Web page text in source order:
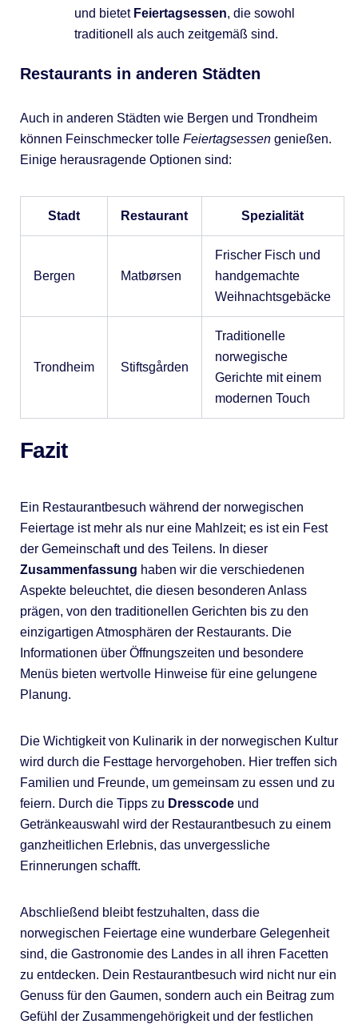
und bietet Feiertagsessen, die sowohl
traditionell als auch zeitgemäß sind.
Restaurants in anderen Städten
Auch in anderen Städten wie Bergen und Trondheim
können Feinschmecker tolle Feiertagsessengenießen.
Einige herausragende Optionen sind:
Stadt Restaurant Spezialität
Bergen Matbørsen
Frischer Fisch und
handgemachte
Weihnachtsgebäcke
Trondheim Stiftsgården
Traditionelle
norwegische
Gerichte mit einem
modernen Touch
Fazit
Ein Restaurantbesuch während der norwegischen
Feiertage ist mehr als nur eine Mahlzeit; es ist ein Fest
der Gemeinschaft und des Teilens. In dieser
Zusammenfassung haben wir die verschiedenen
Aspekte beleuchtet, die diesen besonderen Anlass
prägen, von den traditionellen Gerichten bis zu den
einzigartigen Atmosphären der Restaurants. Die
Informationen über Öffnungszeiten und besondere
Menüs bieten wertvolle Hinweise für eine gelungene
Planung.
Die Wichtigkeit von Kulinarik in der norwegischen Kultur
wird durch die Festtage hervorgehoben. Hier treffen sich
Familien und Freunde, um gemeinsam zu essen und zu
feiern. Durch die Tipps zu Dresscodeund
Getränkeauswahl wird der Restaurantbesuch zu einem
ganzheitlichen Erlebnis, das unvergessliche
Erinnerungen schafft.
Abschließend bleibt festzuhalten, dass die
norwegischen Feiertage eine wunderbare Gelegenheit
sind, die Gastronomie des Landes in all ihren Facetten
zu entdecken. Dein Restaurantbesuch wird nicht nur ein
Genuss für den Gaumen, sondern auch ein Beitrag zum
Gefühl der Zusammengehörigkeit und der festlichen